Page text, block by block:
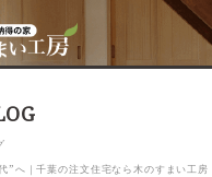
”へ｜千葉の注文住宅なら木のすまい工房